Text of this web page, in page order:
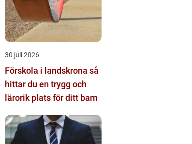
30 juli 2026
Förskola i landskrona så
hittar du en trygg och
lärorik plats för ditt barn